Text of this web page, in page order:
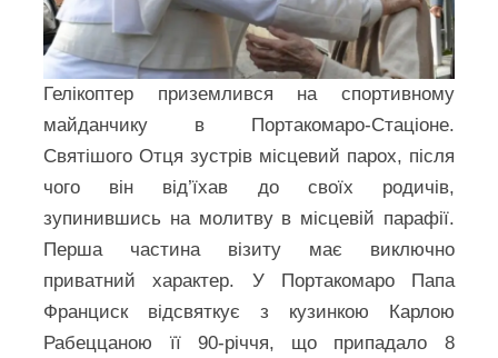
Гелікоптер приземлився на спортивному
майданчику в Портакомаро-Стаціоне.
Святішого Отця зустрів місцевий парох, після
чого він від’їхав до своїх родичів,
зупинившись на молитву в місцевій парафії.
Перша частина візиту має виключно
приватний характер. У Портакомаро Папа
Франциск відсвяткує з кузинкою Карлою
Рабеццаною її 90-річчя, що припадало 8